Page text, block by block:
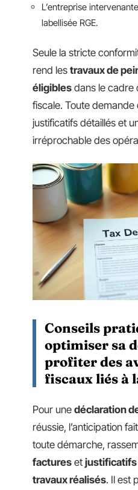
L’entreprise
labellisée RGE.
Seule la stricte
rend les travaux de
éligibles dans le cadre
fiscale. Toute demande
justificatifs détaillés et
irréprochable des
Conseils
optimiser sa
profiter des
fiscaux liés à
Pour une déclaration
réussie, l’anticipation
toute démarche,
factures et
travaux réalisés. Il est